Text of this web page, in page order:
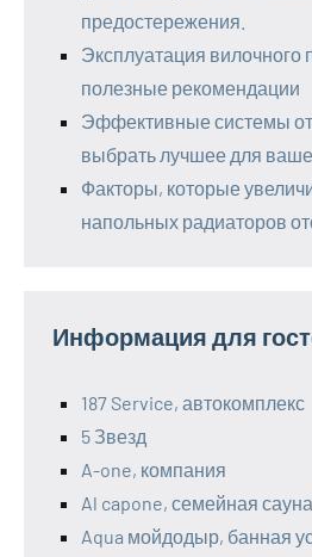
предостережения.
Эксплуатация вилочного
полезные рекомендации
Эффективные системы
выбрать лучшее для
Факторы, которые
напольных радиаторов
Информация для
187 Service, автокомплекс
5 Звезд
A-one, компания
Al capone, семейная сауна
Aqua мойдодыр, банная